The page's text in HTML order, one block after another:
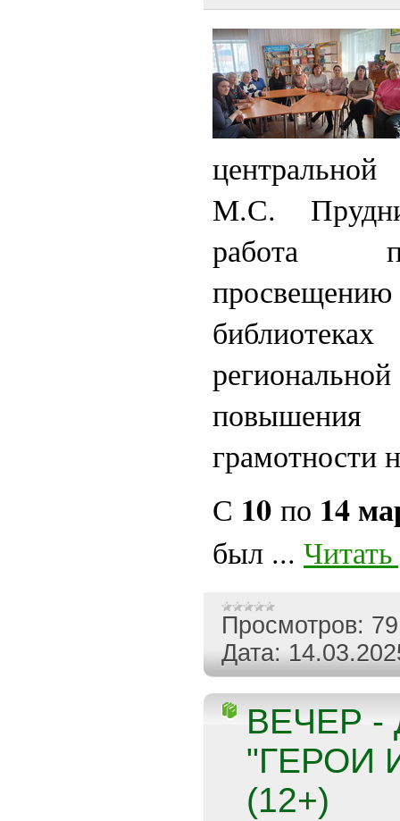
М.С.
работа
грамотности
С 10 по 14
был ...
Просмотров: 79
Дата:
ВЕЧЕР -
"ГЕРОИ
(12+)